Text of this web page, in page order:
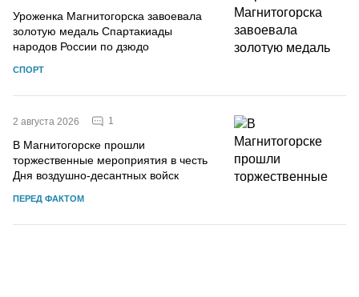
Уроженка Магнитогорска завоевала
золотую медаль Спартакиады
народов России по дзюдо
СПОРТ
2 августа 2026 1
В Магнитогорске прошли
торжественные мероприятия в честь
Дня воздушно-десантных войск
ПЕРЕД ФАКТОМ